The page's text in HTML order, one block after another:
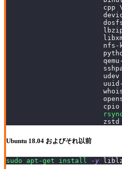
                        cpp
\
nfs-
                        udev
                        cpio
                        zstd
Ubuntu 18.04 およびそれ以前
sudo apt-get install -y